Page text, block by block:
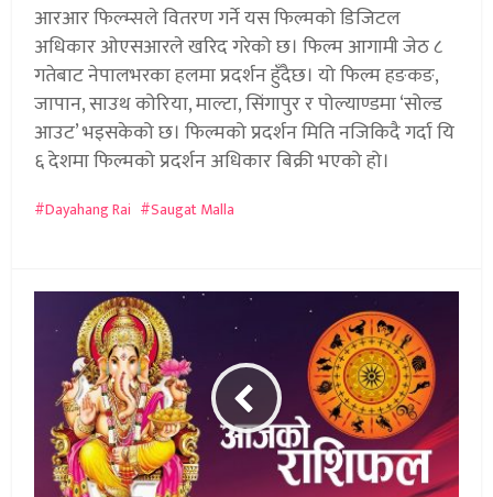
आरआर फिल्म्सले वितरण गर्ने यस फिल्मको डिजिटल
अधिकार ओएसआरले खरिद गरेको छ। फिल्म आगामी जेठ ८
गतेबाट नेपालभरका हलमा प्रदर्शन हुँदैछ। यो फिल्म हङकङ,
जापान, साउथ कोरिया, माल्टा, सिंगापुर र पोल्याण्डमा ‘सोल्ड
आउट’ भइसकेको छ। फिल्मको प्रदर्शन मिति नजिकिदै गर्दा यि
६ देशमा फिल्मको प्रदर्शन अधिकार बिक्री भएको हो।
Dayahang Rai Saugat Malla